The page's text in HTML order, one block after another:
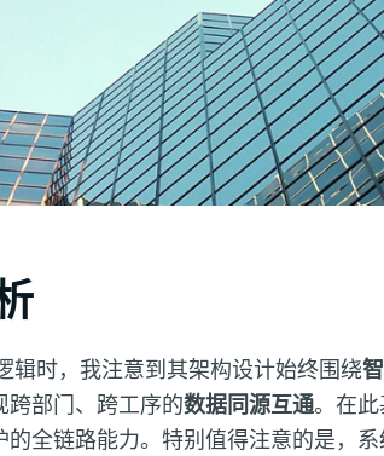
辑时，我注意到其架构设计始终围绕
跨部门、跨工序的数据同源互通。在此
全链路能力。特别值得注意的是，